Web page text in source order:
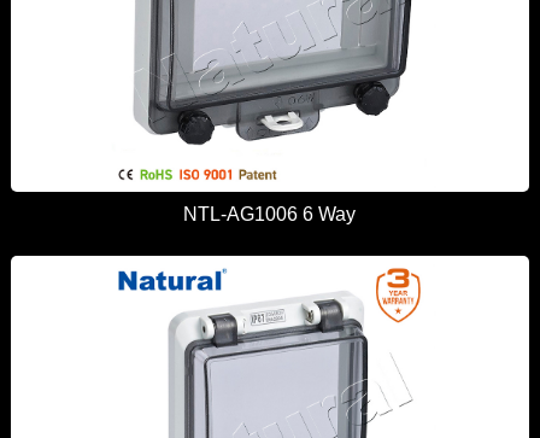
NTL-AG1006 6 Way